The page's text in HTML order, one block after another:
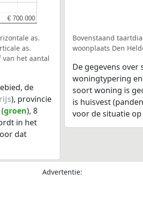
€ 700.000
€ 700.000
as.
as.
van het aantal
de
), provincie
groen), 8
in het
dat
Bovenstaand
woonplaats Den
De gegevens
woningtypering en
soort woning is
is huisvest
voor de situatie op
Advertentie: